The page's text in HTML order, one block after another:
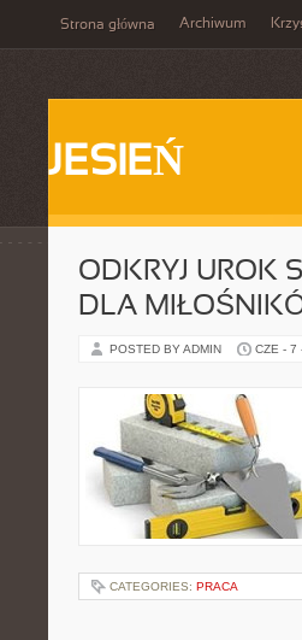
Strona główna Archiwum
JESIEŃ
ODKRYJ UROK
DLA
POSTED BY ADMIN CZE - 7
CATEGORIES: PRACA